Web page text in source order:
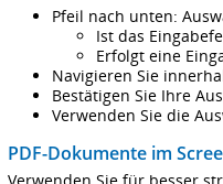
Pfeil nach unten:
Ist das
Erfolgt eine
Navigieren Sie
Bestätigen Sie Ihre
Verwenden Sie die
PDF-Dokumente im